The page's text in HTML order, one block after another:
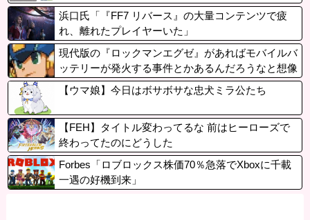
です」
浜口氏「『FF7 リバース』の大量コンテンツで疲
れ、離れたプレイヤーいた」
現代版の『ロックマンエグゼ』があればモバイルバ
ッテリーが発火する事件とかあるんだろうなと想像
してます
【ウマ娘】今日はボサボサな忠犬ミラ公たち
【FEH】タイトル変わってるな 前はヒーローズで
終わってたのにどうした
Forbes「ロブロックス株価70％急落でXboxに千載
一遇の好機到来」